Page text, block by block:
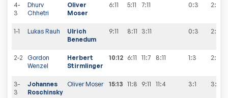
4-
3
Dhurv
Chhetri
Oliver
Moser
6:11 5:11 7:11 0:3 2:
1-1 Lukas Rauh
Ulrich
Benedum
9:11 8:11 3:11 0:3 2:
2-2
Gordon
Wenzel
Herbert
Stirmlinger
10:12 6:11 11:7 8:11 1:3 2:
3-
3
Johannes
Roschinsky
Oliver Moser 15:13 11:8 9:11 11:4 3:1 3: